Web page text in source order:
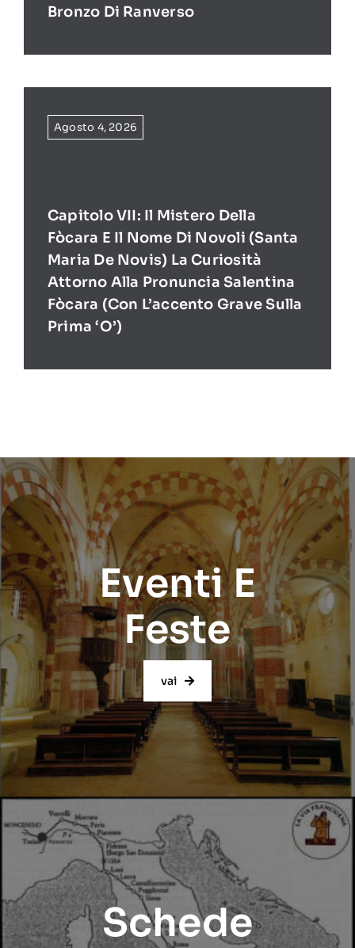
Bronzo Di Ranverso
Agosto 4, 2026
Capitolo VII: Il Mistero Della
Fòcara E Il Nome Di Novoli (Santa
Maria De Novis) La Curiosità
Attorno Alla Pronuncia Salentina
Fòcara (con L’accento Grave Sulla
Prima ‘O’)
Eventi E
Feste
vai
Schede